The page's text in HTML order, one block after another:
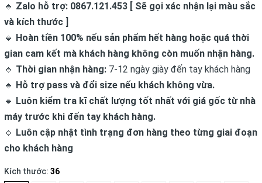
🔹 Zalo hỗ trợ: 0867.121.453 [ Sẽ gọi xác nhận lại màu sắc
và kích thước ]
🔹 Hoàn tiền 100% nếu sản phẩm hết hàng hoặc quá thời
gian cam kết mà khách hàng không còn muốn nhận hàng.
🔹 Thời gian nhận hàng: 7-12 ngày giày đến tay khách hàng
🔹 Hỗ trợ pass và đổi size nếu khách không vừa.
🔹 Luôn kiểm tra kĩ chất lượng tốt nhất với giá gốc từ nhà
máy trước khi đến tay khách hàng.
🔹 Luôn cập nhật tình trạng đơn hàng theo từng giai đoạn
cho khách hàng
Kích thước: 36